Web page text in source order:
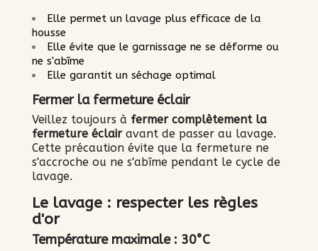
Elle permet un lavage plus efficace de la
housse
Elle évite que le garnissage ne se déforme ou
ne s'abîme
Elle garantit un séchage optimal
Fermer la fermeture éclair
Veillez toujours à fermer complètement la
fermeture éclairavant de passer au lavage.
Cette précaution évite que la fermeture ne
s'accroche ou ne s'abîme pendant le cycle de
lavage.
Le lavage : respecter les règles
d'or
Température maximale : 30°C